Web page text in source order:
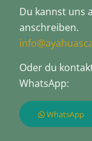
Du kannst uns
anschreiben.
Oder du
WhatsApp:
WhatsApp